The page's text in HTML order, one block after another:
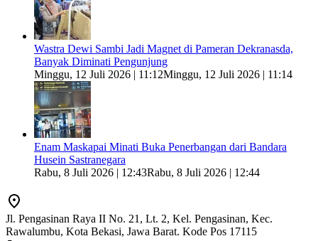
Wastra Dewi Sambi Jadi Magnet di Pameran Dekranasda,
Banyak Diminati Pengunjung
Minggu, 12 Juli 2026 | 11:12Minggu, 12 Juli 2026 | 11:14
Enam Maskapai Minati Buka Penerbangan dari Bandara
Husein Sastranegara
Rabu, 8 Juli 2026 | 12:43Rabu, 8 Juli 2026 | 12:44
Jl. Pengasinan Raya II No. 21, Lt. 2, Kel. Pengasinan, Kec.
Rawalumbu, Kota Bekasi, Jawa Barat. Kode Pos 17115